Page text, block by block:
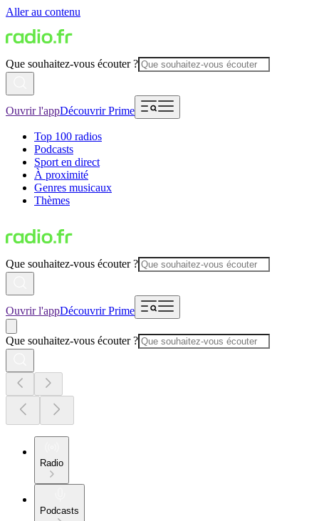
Aller au contenu
Que souhaitez-vous écouter ?
Ouvrir l'appDécouvrir Prime
Top 100 radios
Podcasts
Sport en direct
À proximité
Genres musicaux
Thèmes
Que souhaitez-vous écouter ?
Ouvrir l'appDécouvrir Prime
Que souhaitez-vous écouter ?
Radio
Podcasts